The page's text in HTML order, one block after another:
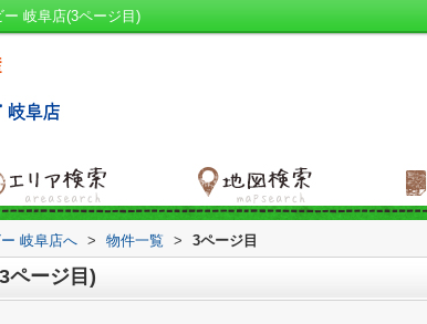
岐阜店(3ページ目)
岐阜店へ > 物件一覧 > 3ページ目
ページ目)